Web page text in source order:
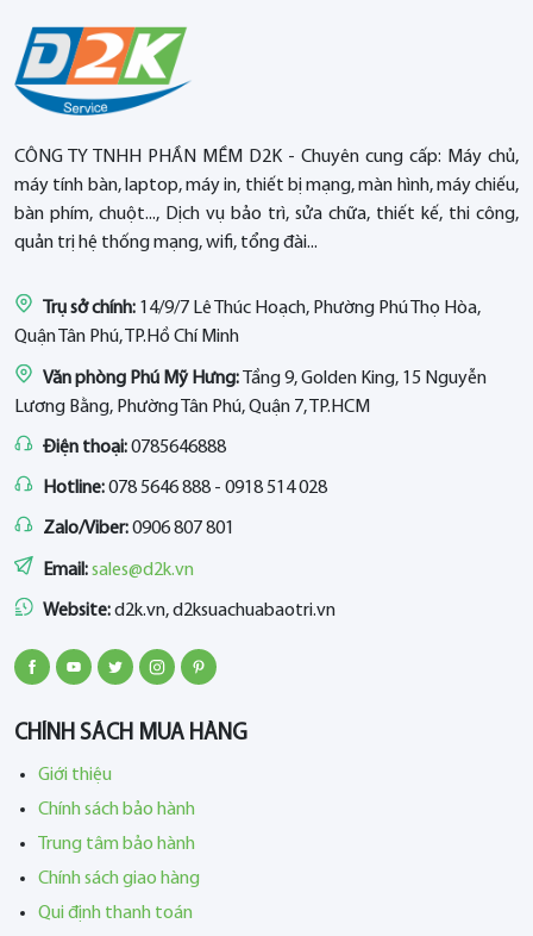
CÔNG TY TNHH PHẦN MỀM D2K - Chuyên cung cấp: Máy chủ,
máy tính bàn, laptop, máy in, thiết bị mạng, màn hình, máy chiếu,
bàn phím, chuột..., Dịch vụ bảo trì, sửa chữa, thiết kế, thi công,
quản trị hệ thống mạng, wifi, tổng đài...
Trụ sở chính: 14/9/7 Lê Thúc Hoạch, Phường Phú Thọ Hòa,
Quận Tân Phú, TP.Hồ Chí Minh
Văn phòng Phú Mỹ Hưng:Tầng 9, Golden King, 15 Nguyễn
Lương Bằng, Phường Tân Phú, Quận 7, TP.HCM
Điện thoại:0785646888
Hotline:078 5646 888 - 0918 514 028
Zalo/Viber:0906 807 801
Email:sales@d2k.vn
Website:d2k.vn, d2ksuachuabaotri.vn
CHÍNH SÁCH MUA HÀNG
Giới thiệu
Chính sách bảo hành
Trung tâm bảo hành
Chính sách giao hàng
Qui định thanh toán